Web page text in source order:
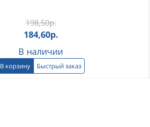
198,50р.
184,60р.
В наличии
В корзину Быстрый заказ